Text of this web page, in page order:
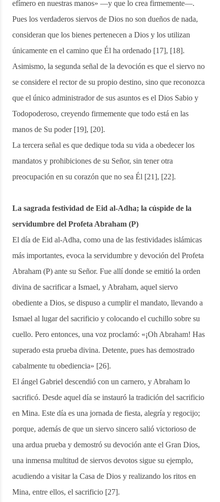
efímero en nuestras manos» —y que lo crea firmemente—.
Pues los verdaderos siervos de Dios no son dueños de nada,
consideran que los bienes pertenecen a Dios y los utilizan
únicamente en el camino que Él ha ordenado [17], [18].
Asimismo, la segunda señal de la devoción es que el siervo no
se considere el rector de su propio destino, sino que reconozca
que el único administrador de sus asuntos es el Dios Sabio y
Todopoderoso, creyendo firmemente que todo está en las
manos de Su poder [19], [20].
La tercera señal es que dedique toda su vida a obedecer los
mandatos y prohibiciones de su Señor, sin tener otra
preocupación en su corazón que no sea Él [21], [22].
La sagrada festividad de Eid al-Adha; la cúspide de la
servidumbre del Profeta Abraham (P)
El día de Eid al-Adha, como una de las festividades islámicas
más importantes, evoca la servidumbre y devoción del Profeta
Abraham (P) ante su Señor. Fue allí donde se emitió la orden
divina de sacrificar a Ismael, y Abraham, aquel siervo
obediente a Dios, se dispuso a cumplir el mandato, llevando a
Ismael al lugar del sacrificio y colocando el cuchillo sobre su
cuello. Pero entonces, una voz proclamó: «¡Oh Abraham! Has
superado esta prueba divina. Detente, pues has demostrado
cabalmente tu obediencia» [26].
El ángel Gabriel descendió con un carnero, y Abraham lo
sacrificó. Desde aquel día se instauró la tradición del sacrificio
en Mina. Este día es una jornada de fiesta, alegría y regocijo;
porque, además de que un siervo sincero salió victorioso de
una ardua prueba y demostró su devoción ante el Gran Dios,
una inmensa multitud de siervos devotos sigue su ejemplo,
acudiendo a visitar la Casa de Dios y realizando los ritos en
Mina, entre ellos, el sacrificio [27].